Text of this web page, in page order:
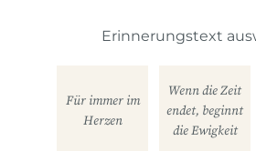
Erinnerungstext
Für immer im
Herzen
Wenn die Zeit
endet, beginnt
die Ewigkeit